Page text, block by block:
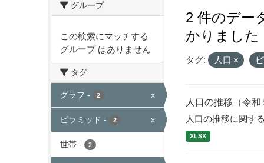
グループ
この検索にマッチする
グループ はありません
タグ
グラフ - 2 x
ピラミッド - 2 x
世帯 - 2
2 件のデー
かりました
タグ: 人口
人口の推移（令和
人口の推移に関す
XLSX